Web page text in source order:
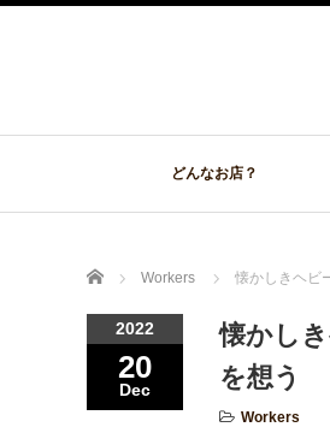
どんなお店？
Home Workers 懐かしきヘビ
2022
20
Dec
懐かし
を想う
Workers